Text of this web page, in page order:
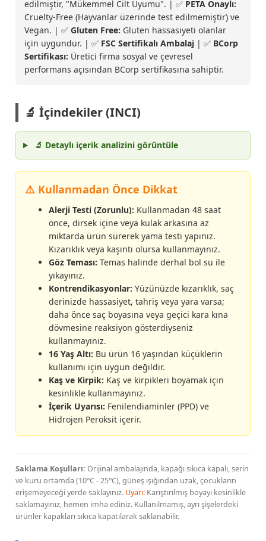
edilmiştir, "Mükemmel Cilt Uyumu". | ✅ PETA Onaylı:
Cruelty-Free (Hayvanlar üzerinde test edilmemiştir) ve
Vegan. | ✅ Gluten Free: Gluten hassasiyeti olanlar
için uygundur. | ✅ FSC Sertifikalı Ambalaj | ✅ BCorp
Sertifikası: Üretici firma sosyal ve çevresel
performans açısından BCorp sertifikasına sahiptir.
🔬 İçindekiler (INCI)
🔬 Detaylı içerik analizini görüntüle
⚠️ Kullanmadan Önce Dikkat
Alerji Testi (Zorunlu): Kullanmadan 48 saat
önce, dirsek içine veya kulak arkasına az
miktarda ürün sürerek yama testi yapınız.
Kızarıklık veya kaşıntı olursa kullanmayınız.
Göz Teması: Temas halinde derhal bol su ile
yıkayınız.
Kontrendikasyonlar: Yüzünüzde kızarıklık, saç
derinizde hassasiyet, tahriş veya yara varsa;
daha önce saç boyasına veya geçici kara kına
dövmesine reaksiyon gösterdiyseniz
kullanmayınız.
16 Yaş Altı: Bu ürün 16 yaşından küçüklerin
kullanımı için uygun değildir.
Kaş ve Kirpik: Kaş ve kirpikleri boyamak için
kesinlikle kullanmayınız.
İçerik Uyarısı: Fenilendiaminler (PPD) ve
Hidrojen Peroksit içerir.
Saklama Koşulları: Orijinal ambalajında, kapağı sıkıca kapalı, serin
ve kuru ortamda (10°C - 25°C), güneş ışığından uzak, çocukların
erişemeyeceği yerde saklayınız. Uyarı: Karıştırılmış boyayı kesinlikle
saklamayınız, hemen imha ediniz. Kullanılmamış, ayrı şişelerdeki
ürünler kapakları sıkıca kapatılarak saklanabilir.